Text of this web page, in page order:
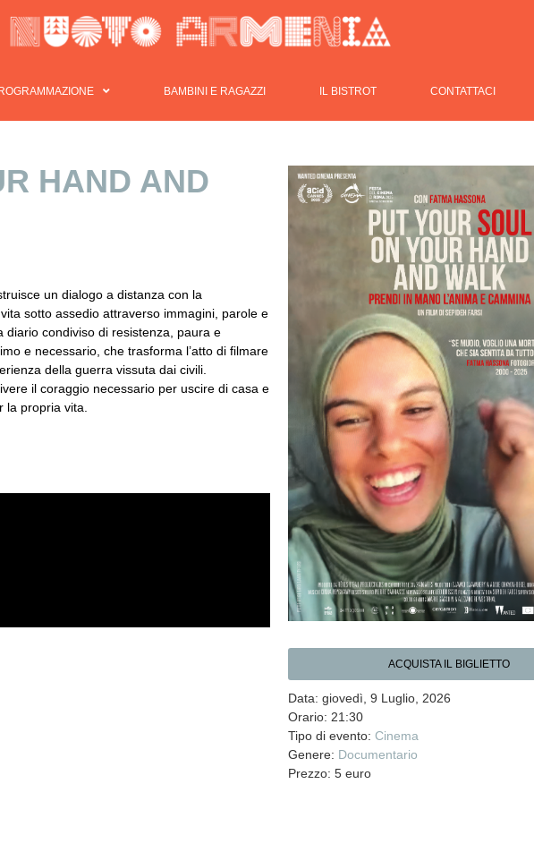
BAMBINI E RAGAZZI IL BISTROT CONTATTACI
HAND AND
un dialogo a distanza con la
sotto assedio attraverso immagini, parole e
condiviso di resistenza, paura e
e necessario, che trasforma l’atto di filmare
della guerra vissuta dai civili.
il coraggio necessario per uscire di casa e
propria vita.
ACQUISTA IL BIGLIETTO
Data: giovedì, 9 Luglio, 2026
Orario: 21:30
Tipo di evento: Cinema
Genere: Documentario
Prezzo: 5 euro